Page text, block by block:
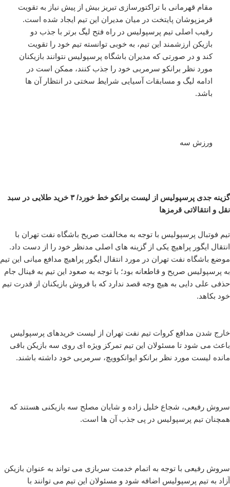
مقام قهرمانی با تراکتورسازی تبریز بیش از پیش نیاز به تقویت
قرمزپوشان پایتخت در میان مدیران این تیم ایجاد شده است.
رقیب اصلی تیم پرسپولیس در راه فتح لیگ برتر با جذب دو
بازیکن ارزشمند این تیم، به خوبی توانسته تیم خود را تقویت
کند و در صورتی که مدیران باشگاه پرسپولیس نتوانند بازیکنان
مورد نظر برانکو سرمربی خود را جذب کنند، ممکن است در
ادامه لیگ و مسابقات آسیایی شرایط سختی در انتظار آن ها
باشد.
ورزش سه
گزینه جدی پرسپولیس از لیست برانکو خط خورد/ ۳ خرید طلایی در سبد
نقل و انتقالاتی قرمزها
تیم فوتبال پرسپولیس با توجه به مخالفت صریح باشگاه نفت تهران با
انتقال ایگور پراهیچ یکی از گزینه های اصلی مدنظر خود را از دست داد.
موضع باشگاه نفت تهران در مورد انتقال ایگور پراهیچ مدافع میانی این تیم
به پرسپولیس صریح و قاطعانه بود؛ با توجه به صعود این تیم به فینال جام
حذفی علی دایی به هیچ وجه قصد ندارد که با فروش بازیکنان از قدرت تیم
خود بکاهد.
خارج شدن مدافع کروات تیم نفت تهران از لیست خریدهای پرسپولیس
باعث می شود تا مسئولان این تیم تمرکز ویژه ای روی سه بازیکن باقی
مانده لیست مورد نظر برانکو ایوانکوویچ، سرمربی خود داشته باشند.
سروش رفیعی، شجاع خلیل زاده و شایان مصلح سه بازیکنی هستند که
همچنان تیم پرسپولیس در پی جذب آن ها است.
سروش رفیعی با توجه به اتمام خدمت سربازی می تواند به عنوان بازیکن
آزاد به تیم پرسپولیس اضافه شود و مسئولان این تیم می توانند با